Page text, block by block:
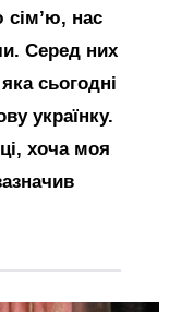
сім’ю, нас
Серед них
сьогодні
українку.
хоча моя